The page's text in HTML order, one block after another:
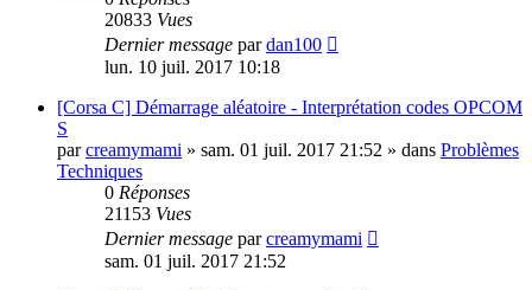
20833 Vues
Dernier message pardan100
lun. 10 juil. 2017 10:18
[Corsa C] Démarrage aléatoire - Interprétation codes OPCOM
S
parcreamymami » sam. 01 juil. 2017 21:52 » dans Problèmes
Techniques
0 Réponses
21153 Vues
Dernier message parcreamymami
sam. 01 juil. 2017 21:52